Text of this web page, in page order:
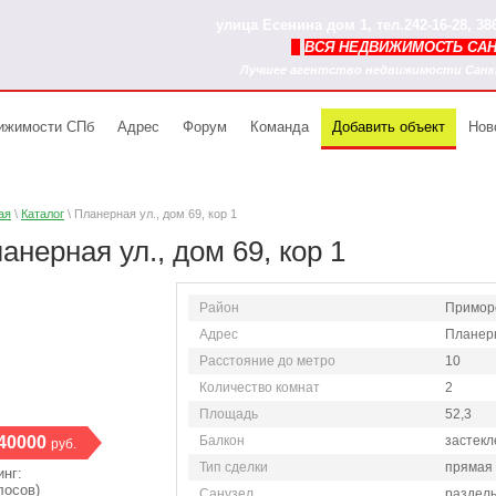
улица Есенина дом 1, тел.242-16-28,
ВСЯ НЕДВИЖИМОСТЬ
Лучшее агентство недвижимости
СПб Адрес Форум Команда Добавить объект
\ Каталог \ Планерная ул., дом 69, кор 1
ул., дом 69, кор 1
руб.
Район
Адрес
Расстояние до метро
10
Количество комнат
2
Площадь
52,3
Балкон
Тип сделки
прямая